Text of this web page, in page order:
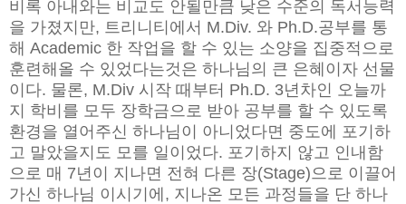
비록 아내와는 비교도 안될만큼 낮은 수준의 독서능력
을 가졌지만, 트리니티에서 M.Div. 와 Ph.D.공부를 통
해 Academic 한 작업을 할 수 있는 소양을 집중적으로
훈련해올 수 있었다는것은 하나님의 큰 은혜이자 선물
이다. 물론, M.Div 시작 때부터 Ph.D. 3년차인 오늘까
지 학비를 모두 장학금으로 받아 공부를 할 수 있도록
환경을 열어주신 하나님이 아니었다면 중도에 포기하
고 말았을지도 모를 일이었다. 포기하지 않고 인내함
으로 매 7년이 지나면 전혀 다른 장(Stage)으로 이끌어
가신 하나님 이시기에, 지나온 모든 과정들을 단 하나